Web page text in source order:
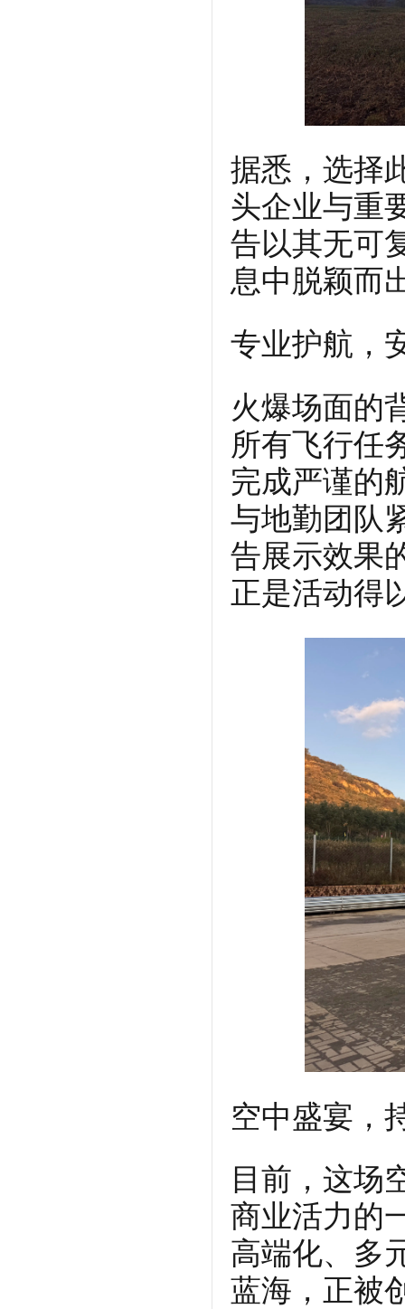
据悉，选择
头企业与重
告以其无可
息中脱颖而
专业护航，
火爆场面的
所有飞行任
完成严谨的
与地勤团队
告展示效果
正是活动得
空中盛宴，
目前，这场
商业活力的
高端化、多
蓝海，正被